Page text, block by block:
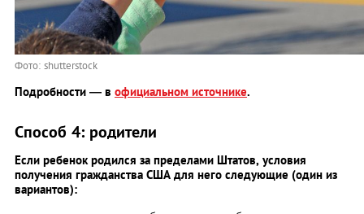
Фото: shutterstock
Подробности — в официальном источнике.
Способ 4: родители
Если ребенок родился за пределами Штатов, условия
получения гражданства США для него следующие (один из
вариантов):